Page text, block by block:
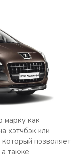
марку как
хэтчбэк или
позволяет
также